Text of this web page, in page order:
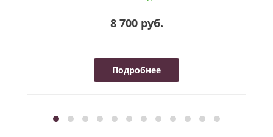
8 700 руб.
Подробнее